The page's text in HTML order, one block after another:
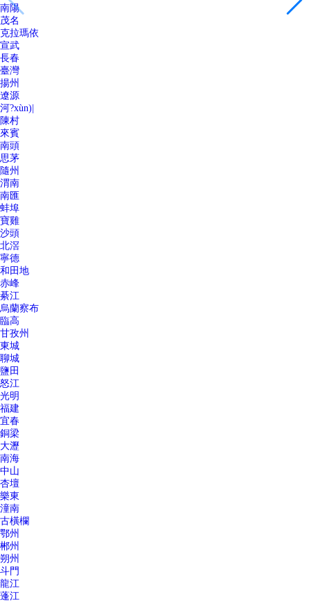
南陽
茂名
克拉瑪依
宣武
長春
臺灣
揚州
遼源
河?xùn)|
陳村
來賓
南頭
思茅
隨州
渭南
南匯
蚌埠
寶雞
沙頭
北滘
寧德
和田地
赤峰
綦江
烏蘭察布
臨高
甘孜州
東城
聊城
鹽田
怒江
光明
福建
宜春
銅梁
大瀝
南海
中山
杏壇
樂東
潼南
古橫欄
鄂州
郴州
朔州
斗門
龍江
蓬江